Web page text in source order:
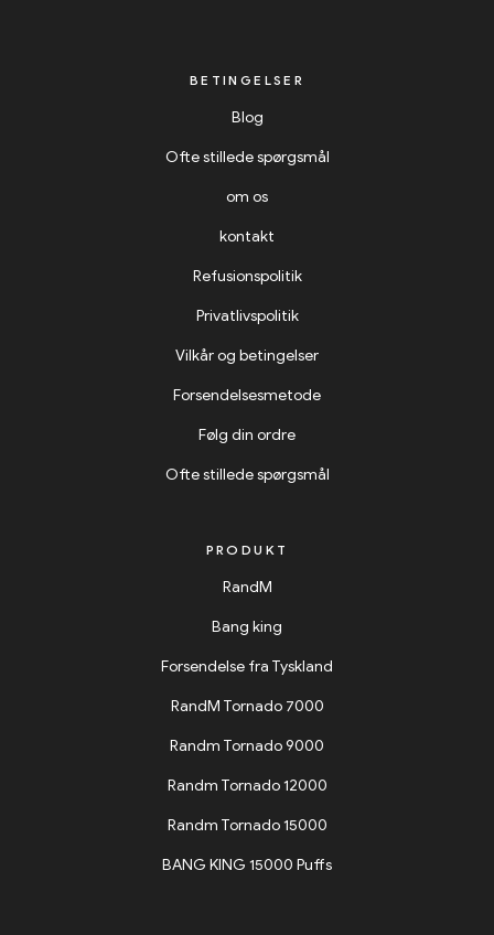
BETINGELSER
Blog
Ofte stillede spørgsmål
om os
kontakt
Refusionspolitik
Privatlivspolitik
Vilkår og betingelser
Forsendelsesmetode
Følg din ordre
Ofte stillede spørgsmål
PRODUKT
RandM
Bang king
Forsendelse fra Tyskland
RandM Tornado 7000
Randm Tornado 9000
Randm Tornado 12000
Randm Tornado 15000
BANG KING 15000 Puffs